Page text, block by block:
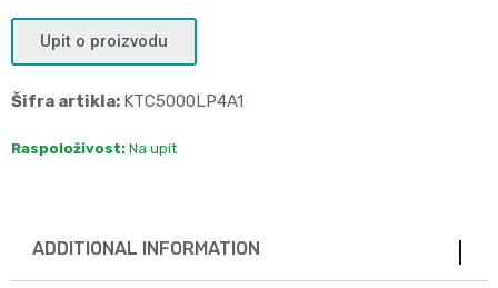
Upit o proizvodu
Šifra artikla: KTC5000LP4A1
Raspoloživost: Na upit
ADDITIONAL INFORMATION